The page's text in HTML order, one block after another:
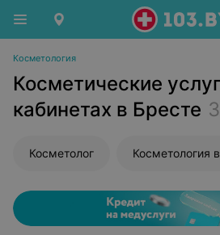
Косметология
Косметические
кабинетах в Бресте 3
Косметолог